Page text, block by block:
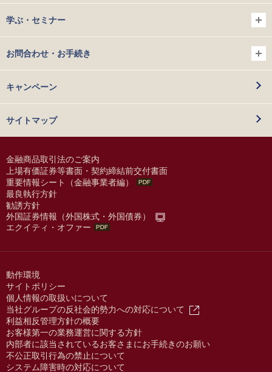
学ぶ・セミナー
お問合わせ・お手続き
キャンペーン
サイトマップ
金融商品取引法のご案内
上場有価証券等書面・契約締結前交付書面
重要情報シート（金融事業者編）
最良執行方針
勧誘方針
外国証券情報（外国株式・外国債券）
エクイティ・オファー
動作環境
サイトポリシー
個人情報の取扱いについて
当社グループの反社会的勢力への対応について
利益相反管理方針の概要
お客様第一の業務運営に関する方針
内部者に該当されているお客さまにお手続きのお願い
不公正取引行為の禁止について
システム障害時の対応について